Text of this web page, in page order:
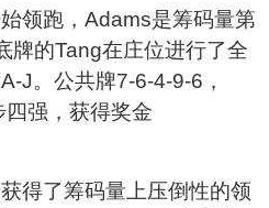
领跑，Adams是筹码量第
牌的Tang在庄位进行了全
J。公共牌7-6-4-9-6，
强，获得奖金
得了筹码量上压倒性的领